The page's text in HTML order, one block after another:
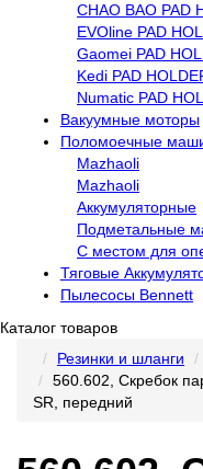
CHAO BAO PAD
EVOline PAD
Gaomei PAD
Kedi PAD
Numatic PAD
Вакуумные моторы
Поломоечные
Mazhaoli
Mazhaoli
Аккумуляторные
Подметальные
С местом для
Тяговые
Пылесосы Bennett
Каталог товаров
Резинки и шланги
560.602, Скребок
SR, передний